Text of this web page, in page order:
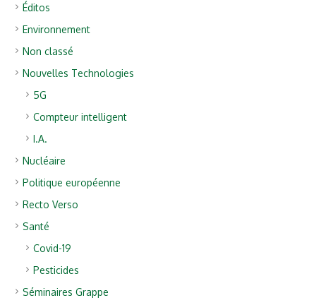
Éditos
Environnement
Non classé
Nouvelles Technologies
5G
Compteur intelligent
I.A.
Nucléaire
Politique européenne
Recto Verso
Santé
Covid-19
Pesticides
Séminaires Grappe